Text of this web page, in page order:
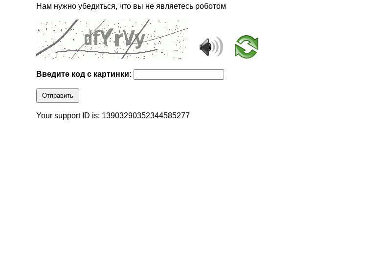
Нам нужно убедиться, что вы не являетесь роботом
Введите код с картинки:
Отправить
Your support ID is: 13903290352344585277